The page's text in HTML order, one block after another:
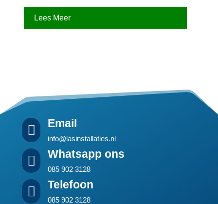
Lees Meer
 Email
info@lasinstallaties.nl
 Whatsapp ons
085 902 3128
 Telefoon
085 902 3128